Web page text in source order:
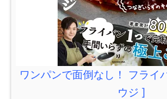
ワンパンで面倒なし！ フライ
ウジ ]